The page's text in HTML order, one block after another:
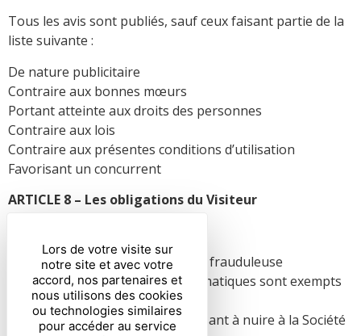
Tous les avis sont publiés, sauf ceux faisant partie de la
liste suivante :
De nature publicitaire
Contraire aux bonnes mœurs
Portant atteinte aux droits des personnes
Contraire aux lois
Contraire aux présentes conditions d’utilisation
Favorisant un concurrent
ARTICLE 8 – Les obligations du Visiteur
Ne pas utiliser le Site de manière frauduleuse
Garantir que ses systèmes informatiques sont exempts
de tout virus ou logiciels espions
Ne pas publier d’informations visant à nuire à la Société
Lors de votre visite sur
notre site et avec votre
accord, nos partenaires et
nous utilisons des cookies
ou technologies similaires
pour accéder au service